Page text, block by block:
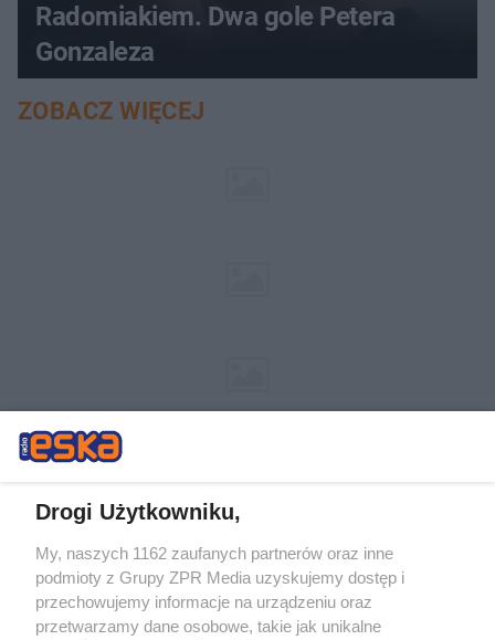
Radomiakiem. Dwa gole Petera
Gonzaleza
ZOBACZ WIĘCEJ
Drogi Użytkowniku,
My, naszych 1162 zaufanych partnerów oraz inne
podmioty z Grupy ZPR Media uzyskujemy dostęp i
przechowujemy informacje na urządzeniu oraz
przetwarzamy dane osobowe, takie jak unikalne